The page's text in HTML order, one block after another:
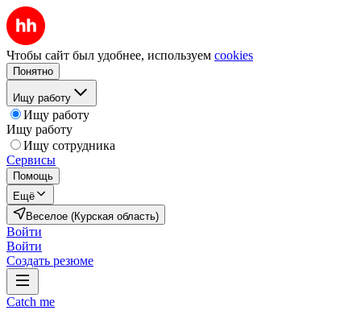
Чтобы сайт был удобнее, используем cookies
Понятно
Ищу работу
Ищу работу
Ищу работу
Ищу сотрудника
Сервисы
Помощь
Ещё
Веселое (Курская область)
Войти
Войти
Создать резюме
Catch me